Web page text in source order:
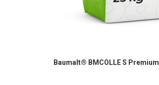
Baumalt® BMCOLLE S Premium